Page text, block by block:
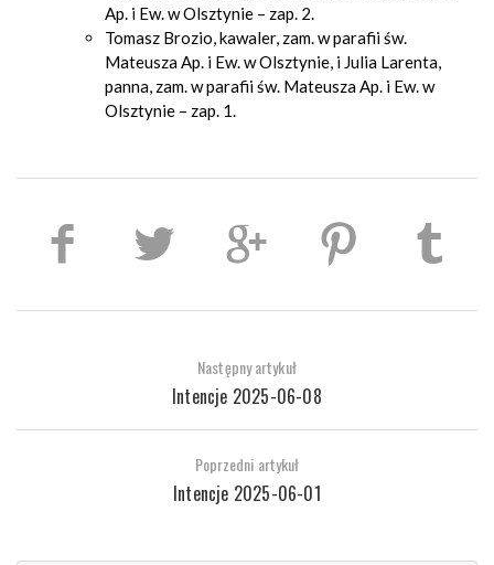
Ap. i Ew. w Olsztynie – zap. 2.
Tomasz Brozio, kawaler, zam. w parafii św.
Mateusza Ap. i Ew. w Olsztynie, i Julia Larenta,
panna, zam. w parafii św. Mateusza Ap. i Ew. w
Olsztynie – zap. 1.
Następny artykuł
Intencje 2025-06-08
Poprzedni artykuł
Intencje 2025-06-01